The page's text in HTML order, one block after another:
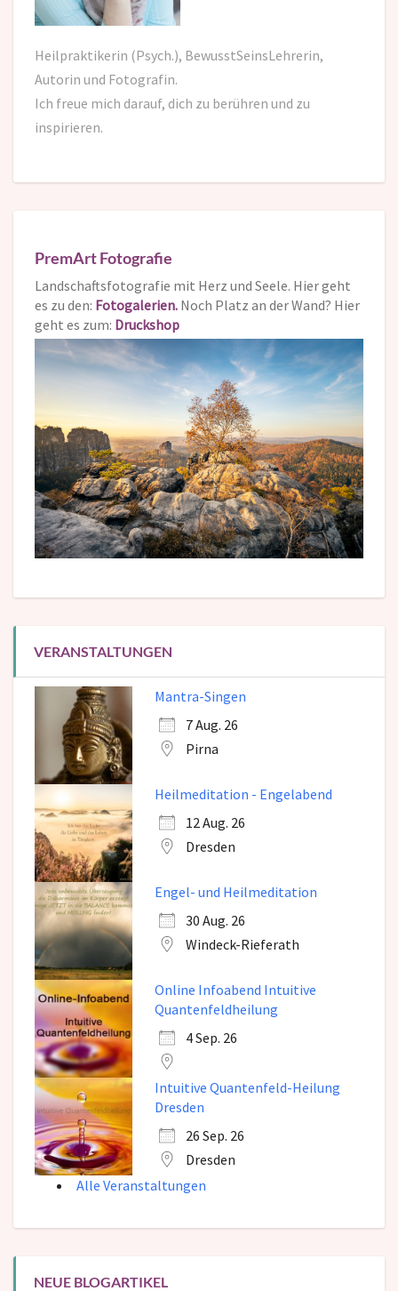
Heilpraktikerin (Psych.), BewusstSeinsLehrerin,
Autorin und Fotografin.
Ich freue mich darauf, dich zu berühren und zu
inspirieren.
PremArt Fotografie
Landschaftsfotografie mit Herz und Seele. Hier geht
es zu den: Fotogalerien. Noch Platz an der Wand? Hier
geht es zum: Druckshop
VERANSTALTUNGEN
Mantra-Singen
7 Aug. 26
Pirna
Heilmeditation - Engelabend
12 Aug. 26
Dresden
Engel- und Heilmeditation
30 Aug. 26
Windeck-Rieferath
Online Infoabend Intuitive
Quantenfeldheilung
4 Sep. 26
Intuitive Quantenfeld-Heilung
Dresden
26 Sep. 26
Dresden
Alle Veranstaltungen
NEUE BLOGARTIKEL